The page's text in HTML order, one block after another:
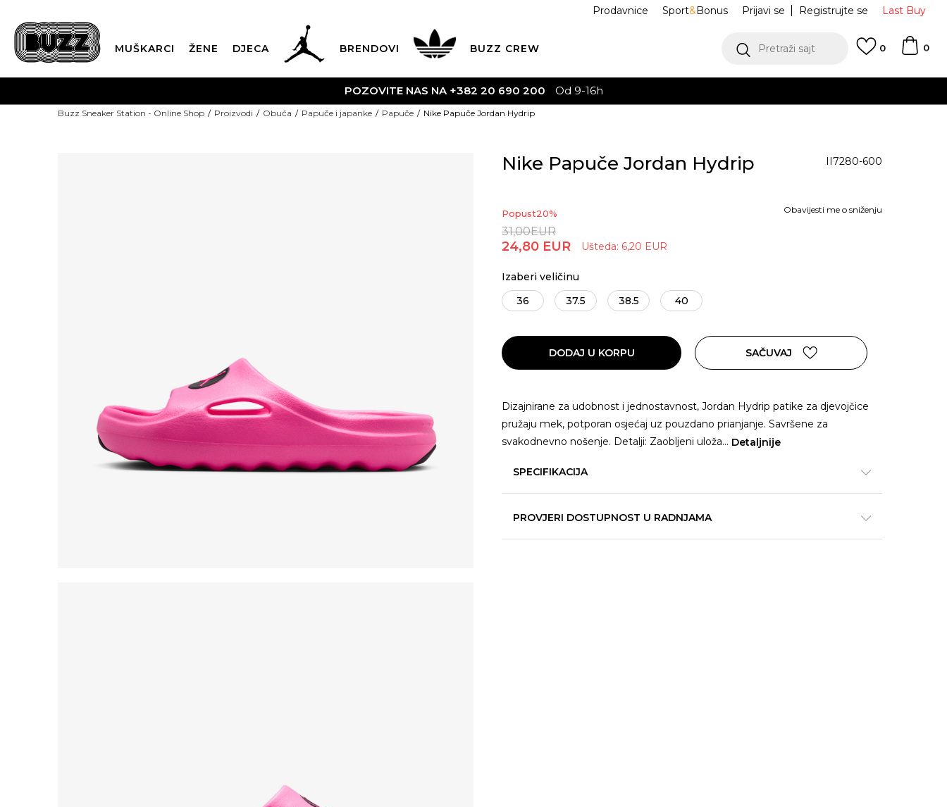
Last Buy
Prijavi se Registrujte se
Prodavnice Sport&Bonus
MUŠKARCI ŽENE DJECA BRENDOVI BUZZ CREW Pretraži sajt 0
0
POZOVITE NAS NA +382 20 690 200 Od 9-16h
Buzz Sneaker Station - Online Shop Proizvodi Obuća Papuče i japanke Papuče Nike Papuče Jordan Hydrip
Nike Papuče Jordan Hydrip II7280-600
Popust20%
31,00EUR
24,80 EUR Ušteda: 6,20 EUR
Obavijesti me o sniženju
Izaberi veličinu
36
37.5 38.5 40
DODAJ U KORPU SAČUVAJ
Dizajnirane za udobnost i jednostavnost, Jordan Hydrip patike za djevojčice
pružaju mek, potporan osjećaj uz pouzdano prianjanje. Savršene za
svakodnevno nošenje. Detalji: Zaobljeni uloža... Detaljnije
SPECIFIKACIJA
PROVJERI DOSTUPNOST U RADNJAMA